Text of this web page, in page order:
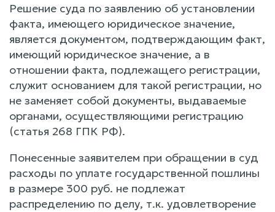
Решение суда по заявлению об установлении
факта, имеющего юридическое значение,
является документом, подтверждающим факт,
имеющий юридическое значение, а в
отношении факта, подлежащего регистрации,
служит основанием для такой регистрации, но
не заменяет собой документы, выдаваемые
органами, осуществляющими регистрацию
(статья 268 ГПК РФ).
Понесенные заявителем при обращении в суд
расходы по уплате государственной пошлины
в размере 300 руб. не подлежат
распределению по делу, т.к. удовлетворение